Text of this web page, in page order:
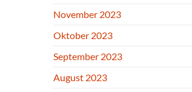
November 2023
Oktober 2023
September 2023
August 2023